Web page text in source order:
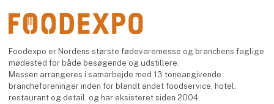
Foodexpo er Nordens største fødevaremesse og branchens faglige
mødested for både besøgende og udstillere.
Messen arrangeres i samarbejde med 13 toneangivende
brancheforeninger inden for blandt andet foodservice, hotel,
restaurant og detail, og har eksisteret siden 2004.